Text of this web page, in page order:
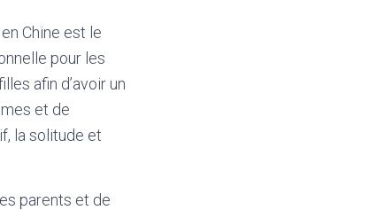
Chine est le
pour les
afin d’avoir un
et de
la solitude et
parents et de